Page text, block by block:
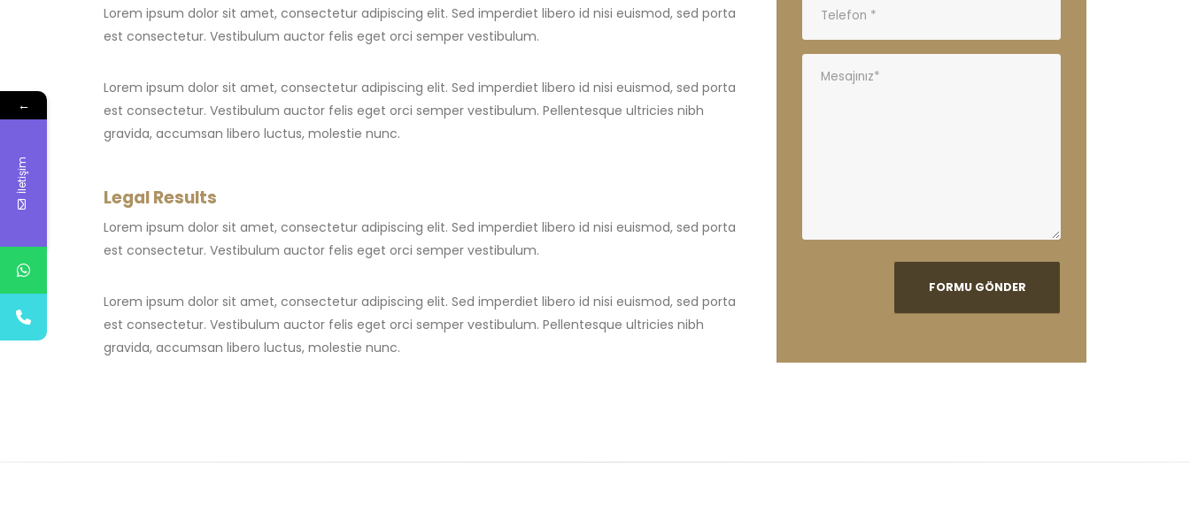
Lorem ipsum dolor sit amet, consectetur adipiscing elit. Sed imperdiet libero id nisi euismod, sed porta
est consectetur. Vestibulum auctor felis eget orci semper vestibulum.
Lorem ipsum dolor sit amet, consectetur adipiscing elit. Sed imperdiet libero id nisi euismod, sed porta
est consectetur. Vestibulum auctor felis eget orci semper vestibulum. Pellentesque ultricies nibh
gravida, accumsan libero luctus, molestie nunc.
Legal Results
Lorem ipsum dolor sit amet, consectetur adipiscing elit. Sed imperdiet libero id nisi euismod, sed porta
est consectetur. Vestibulum auctor felis eget orci semper vestibulum.
Lorem ipsum dolor sit amet, consectetur adipiscing elit. Sed imperdiet libero id nisi euismod, sed porta
est consectetur. Vestibulum auctor felis eget orci semper vestibulum. Pellentesque ultricies nibh
gravida, accumsan libero luctus, molestie nunc.
←
İletişim